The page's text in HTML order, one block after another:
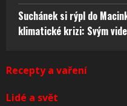
Suchánek si rýpl do
klimatické krizi: Svým
Recepty a vaření
Lidé a svět